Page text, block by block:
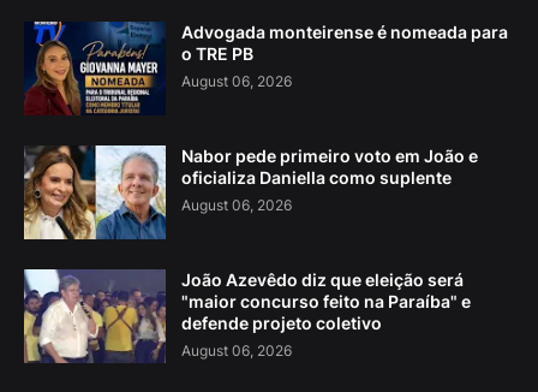
Advogada monteirense é nomeada para
o TRE PB
August 06, 2026
Nabor pede primeiro voto em João e
oficializa Daniella como suplente
August 06, 2026
João Azevêdo diz que eleição será
"maior concurso feito na Paraíba" e
defende projeto coletivo
August 06, 2026